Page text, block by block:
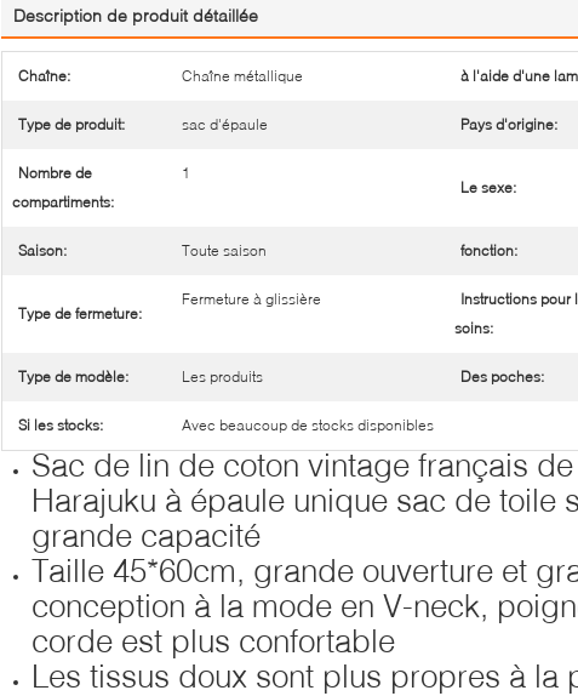
Description de produit détaillée
Chaîne: Chaîne métallique à l'aide d'une
Type de produit: sac d'épaule Pays d'origine:
Nombre de
compartiments:
1
Le sexe:
Saison: Toute saison fonction:
Type de fermeture:
Fermeture à glissière
Instructions pour
soins:
Type de modèle: Les produits Des poches:
Si les stocks: Avec beaucoup de stocks disponibles
Sac de lin de coton vintage français
Harajuku à épaule unique sac de toile
grande capacité
Taille 45*60cm, grande ouverture et
conception à la mode en V-neck,
corde est plus confortable
Les tissus doux sont plus propres à la